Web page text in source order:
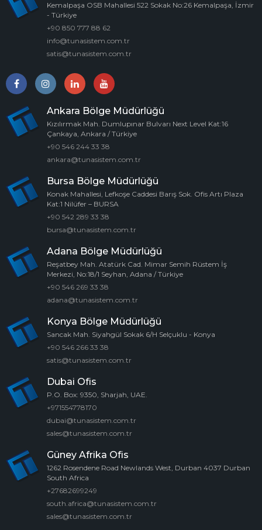
Kemalpaşa OSB Mahallesi 522 Sokak No:26 Kemalpaşa, İzmir
- Türkiye
+90 850 777 88 62
info@tunasistem.com.tr
satis@tunasistem.com.tr
Ankara Bölge Müdürlüğü
Kızılırmak Mah. Dumlupınar Bulvarı Next Level Kat:16
Çankaya, Ankara / Türkiye
+90 546 244 33 38
ankara@tunasistem.com.tr
Bursa Bölge Müdürlüğü
Konak Mahallesi, Lefkoşe Caddesi Barış Sok. Ofis Artı Plaza
Kat:1 Nilüfer – BURSA
+90 542 289 33 38
bursa@tunasistem.com.tr
Adana Bölge Müdürlüğü
Reşatbey Mah. Atatürk Cad. Mimar Semih Rüstem İş
Merkezi, No:18/1 Seyhan, Adana / Türkiye
+90 546 269 33 38
adana@tunasistem.com.tr
Konya Bölge Müdürlüğü
Sancak Mah. Siyahgül Sokak 6/H Selçuklu - Konya
+90 546 266 33 38
satis@tunasistem.com.tr
Dubai Ofis
P.O. Box: 9350, Sharjah, UAE.
+971554778170
dubai@tunasistem.com.tr
sales@tunasistem.com.tr
Güney Afrika Ofis
1262 Rosendene Road Newlands West, Durban 4037 Durban
South Africa
+27682699249
south.africa@tunasistem.com.tr
sales@tunasistem.com.tr